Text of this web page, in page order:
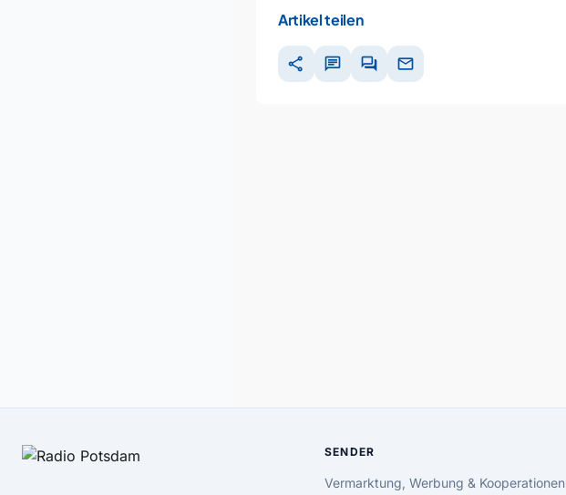
Artikel teilen
share chat forum mail
SENDER
Vermarktung, Werbung & Kooperationen